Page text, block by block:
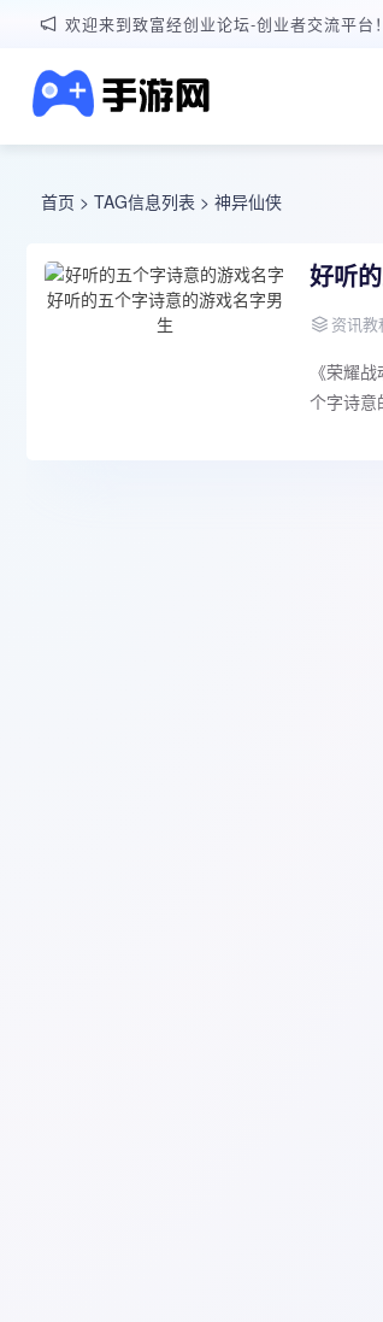
欢迎来到致富经创业论坛-创业者交流平台！
首页 > TAG信息列表 > 神异仙侠
好听
资讯教
《荣耀
个字诗意